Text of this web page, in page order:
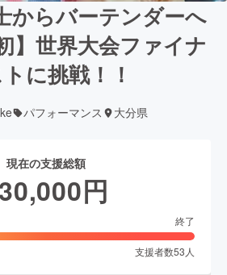
からバーテンダーへ
】世界大会ファイナ
に挑戦！！
パフォーマンス 大分県
現在の支援総額
円
終了
支援者数53 人